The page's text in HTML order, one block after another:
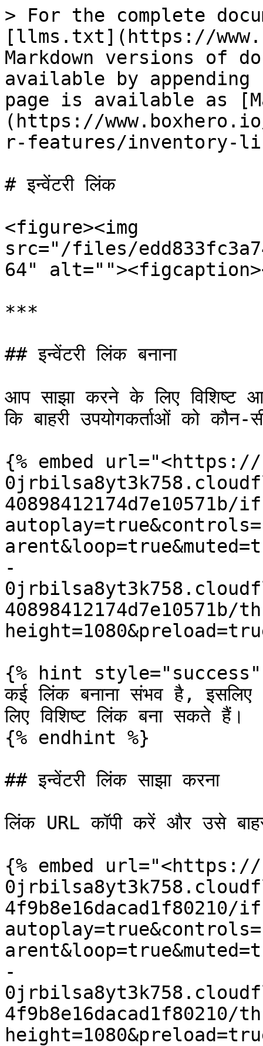
> For the complete
[llms.txt](https://
Markdown versions of
available by
page is available as
(https://
r-features/inventory-
# इन्वेंटरी लिंक
<figure><img
src="/files/
64"
***
## इन्वेंटरी लिंक बनाना
आप साझा करने के लिए
कि बाहरी उपयोगकर्ताओं को कौन-
{% embed url="<https://
40898412174d7e10571b/
-
{% hint style="success"
कई लिंक बनाना संभव है,
लिए विशिष्ट लिंक बना सकते हैं।
{% endhint %}
## इन्वेंटरी लिंक साझा करना
लिंक URL कॉपी करें और उसे
{% embed url="<https://
4f9b8e16dacad1f80210/
-
4f9b8e16dacad1f80210/